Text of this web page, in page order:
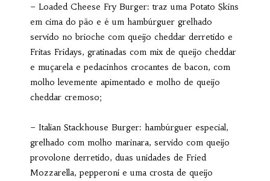
– Loaded Cheese Fry Burger: traz uma Potato Skins
em cima do pão e é um hambúrguer grelhado
servido no brioche com queijo cheddar derretido e
Fritas Fridays, gratinadas com mix de queijo cheddar
e muçarela e pedacinhos crocantes de bacon, com
molho levemente apimentado e molho de queijo
cheddar cremoso;
– Italian Stackhouse Burger: hambúrguer especial,
grelhado com molho marinara, servido com queijo
provolone derretido, duas unidades de Fried
Mozzarella, pepperoni e uma crosta de queijo